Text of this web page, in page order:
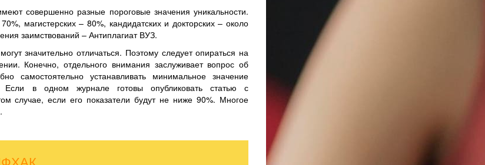
совершенно разные пороговые значения уникальности.
магистерских – 80%, кандидатских и докторских – около
заимствований – Антиплагиат ВУЗ.
значительно отличаться. Поэтому следует опираться на
Конечно, отдельного внимания заслуживает вопрос об
самостоятельно устанавливать минимальное значение
Если в одном журнале готовы опубликовать статью с
случае, если его показатели будут не ниже 90%. Многое